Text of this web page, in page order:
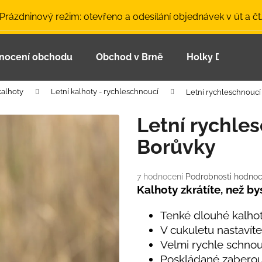
režim: otevřeno a odesílání objednávek v út a čt.
obchodu Obchod v Brně Holky Dupeťačky
Letní kalhoty - rychleschnoucí Letní
Průměrné
hodnocení
hvězdiček.
7 hodnocení Podrobnosti
Letní
Borůvky
Kalhoty zkrátíte, než
Tenké dlouhé
V cukuletu nastavíte
Velmi rychle
Poskládané
Co potřebujete najít?
BAMBUSOVÉ